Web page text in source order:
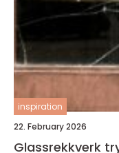
inspiration
22. February 2026
Glassrekkverk trygt, stilrent og åpent mot